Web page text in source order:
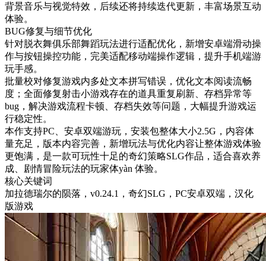
背景音乐与视觉特效，后续还将持续迭代更新，丰富场景互动
体验。
BUG修复与细节优化
针对脱衣舞俱乐部舞蹈玩法进行适配优化，新增安卓端滑动操
作与按钮操控功能，完美适配移动端操作逻辑，提升手机端游
玩手感。
批量校对修复游戏内多处文本拼写错误，优化文本阅读流畅
度；全面修复射击小游戏存在的道具重复刷新、存档异常等
bug，解决游戏流程卡顿、存档失效等问题，大幅提升游戏运
行稳定性。
本作支持PC、安卓双端游玩，安装包整体大小2.5G，内容体
量充足，版本内容完善，新增玩法与优化内容让整体游戏体验
更饱满，是一款可玩性十足的奇幻策略SLG作品，适合喜欢养
成、剧情冒险玩法的玩家体yàn 体验。
核心关键词
加拉德瑞尔的陨落，v0.24.1，奇幻SLG，PC安卓双端，汉化
版游戏